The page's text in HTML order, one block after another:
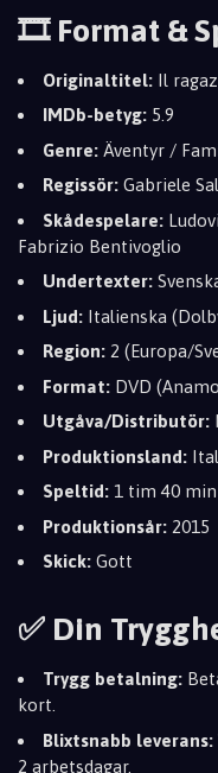
🎞️ Format &
Originaltitel: Il
IMDb-betyg: 5.9
Genre: Äventyr /
Regissör: Gabriele
Skådespelare:
Fabrizio Bentivoglio
Undertexter:
Ljud: Italienska
Region: 2 (Europa/
Format: DVD
Utgåva/Distributör:
Produktionsland:
Speltid: 1 tim 40 min
Produktionsår: 2015
Skick: Gott
✅ Din
Trygg betalning:
kort.
Blixtsnabb leverans:
2 arbetsdagar.